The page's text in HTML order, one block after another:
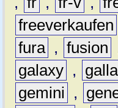
freeverkaufen
fura , fusion
galaxy ,
gemini
,